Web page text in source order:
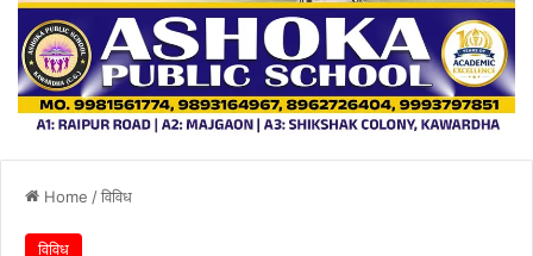
Home /विविध
विविध